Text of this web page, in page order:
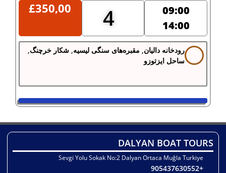
09:00
14:00
4
£350,00
رودخانه دالیان, مقبره‌های سنگی لیسیه, شکار خرچنگ,
ساحل ایزتوزو
DALYAN BOAT TOURS
Sevgi Yolu Sokak No:2 Dalyan Ortaca Muğla Turkiye
+905437630552